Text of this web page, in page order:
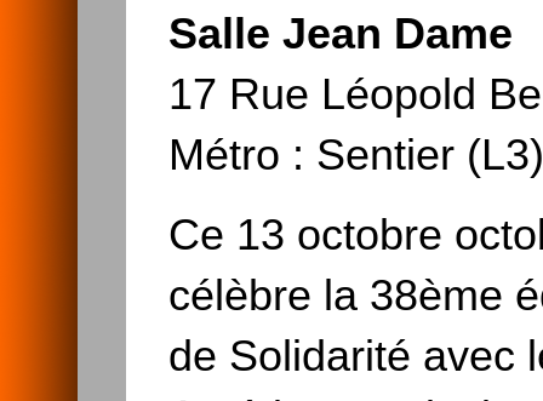
Salle Jean Dame
17 Rue Léopold
Métro : Sentier (L3)
Ce 13 octobre
célèbre la 38ème
de Solidarité avec